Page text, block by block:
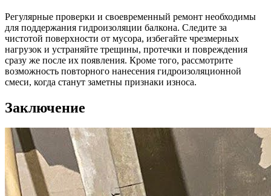
Регулярные проверки и своевременный ремонт необходимы
для поддержания гидроизоляции балкона. Следите за
чистотой поверхности от мусора, избегайте чрезмерных
нагрузок и устраняйте трещины, протечки и повреждения
сразу же после их появления. Кроме того, рассмотрите
возможность повторного нанесения гидроизоляционной
смеси, когда станут заметны признаки износа.
Заключение